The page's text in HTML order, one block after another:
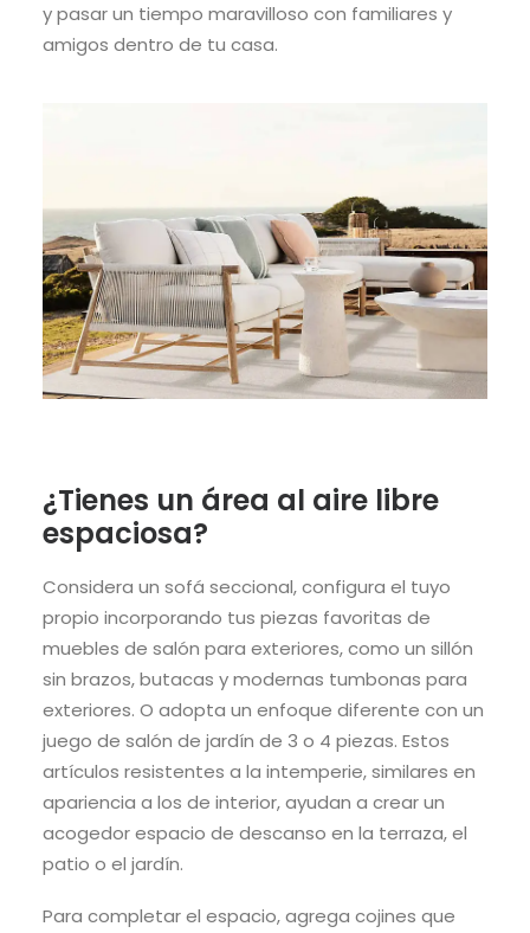
y pasar un tiempo maravilloso con familiares y
amigos dentro de tu casa.
¿Tienes un área al aire libre
espaciosa?
Considera un sofá seccional, configura el tuyo
propio incorporando tus piezas favoritas de
muebles de salón para exteriores, como un sillón
sin brazos, butacas y modernas tumbonas para
exteriores. O adopta un enfoque diferente con un
juego de salón de jardín de 3 o 4 piezas. Estos
artículos resistentes a la intemperie, similares en
apariencia a los de interior, ayudan a crear un
acogedor espacio de descanso en la terraza, el
patio o el jardín.
Para completar el espacio, agrega cojines que